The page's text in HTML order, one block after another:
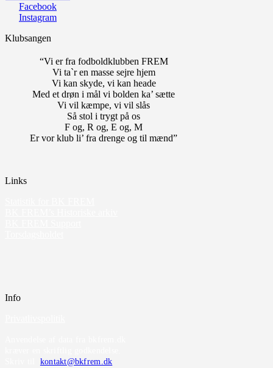
Facebook
Instagram
Klubsangen
“Vi er fra fodboldklubben FREM
Vi ta`r en masse sejre hjem
Vi kan skyde, vi kan heade
Med et drøn i mål vi bolden ka’ sætte
Vi vil kæmpe, vi vil slås
Så stol i trygt på os
F og, R og, E og, M
Er vor klub li’ fra drenge og til mænd”
Links
Info
kontakt@bkfrem.dk